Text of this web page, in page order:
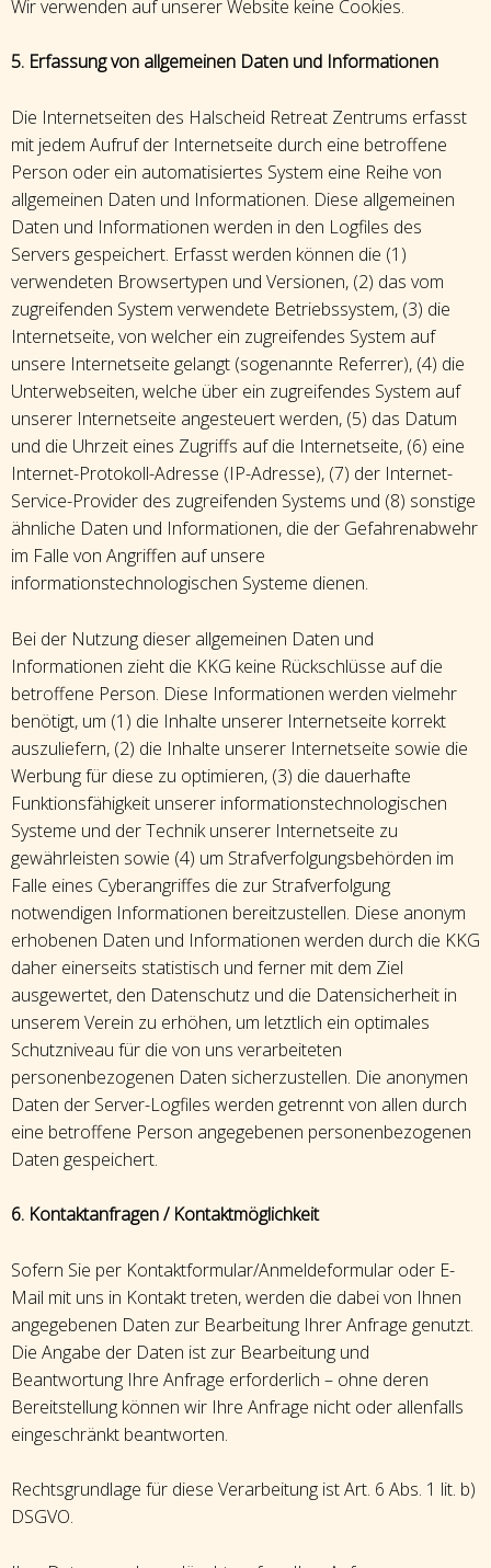
Wir verwenden auf unserer Website keine Cookies.
5. Erfassung von allgemeinen Daten und Informationen
Die Internetseiten des Halscheid Retreat Zentrums erfasst
mit jedem Aufruf der Internetseite durch eine betroffene
Person oder ein automatisiertes System eine Reihe von
allgemeinen Daten und Informationen. Diese allgemeinen
Daten und Informationen werden in den Logfiles des
Servers gespeichert. Erfasst werden können die (1)
verwendeten Browsertypen und Versionen, (2) das vom
zugreifenden System verwendete Betriebssystem, (3) die
Internetseite, von welcher ein zugreifendes System auf
unsere Internetseite gelangt (sogenannte Referrer), (4) die
Unterwebseiten, welche über ein zugreifendes System auf
unserer Internetseite angesteuert werden, (5) das Datum
und die Uhrzeit eines Zugriffs auf die Internetseite, (6) eine
Internet-Protokoll-Adresse (IP-Adresse), (7) der Internet-
Service-Provider des zugreifenden Systems und (8) sonstige
ähnliche Daten und Informationen, die der Gefahrenabwehr
im Falle von Angriffen auf unsere
informationstechnologischen Systeme dienen.
Bei der Nutzung dieser allgemeinen Daten und
Informationen zieht die KKG keine Rückschlüsse auf die
betroffene Person. Diese Informationen werden vielmehr
benötigt, um (1) die Inhalte unserer Internetseite korrekt
auszuliefern, (2) die Inhalte unserer Internetseite sowie die
Werbung für diese zu optimieren, (3) die dauerhafte
Funktionsfähigkeit unserer informationstechnologischen
Systeme und der Technik unserer Internetseite zu
gewährleisten sowie (4) um Strafverfolgungsbehörden im
Falle eines Cyberangriffes die zur Strafverfolgung
notwendigen Informationen bereitzustellen. Diese anonym
erhobenen Daten und Informationen werden durch die KKG
daher einerseits statistisch und ferner mit dem Ziel
ausgewertet, den Datenschutz und die Datensicherheit in
unserem Verein zu erhöhen, um letztlich ein optimales
Schutzniveau für die von uns verarbeiteten
personenbezogenen Daten sicherzustellen. Die anonymen
Daten der Server-Logfiles werden getrennt von allen durch
eine betroffene Person angegebenen personenbezogenen
Daten gespeichert.
6. Kontaktanfragen / Kontaktmöglichkeit
Sofern Sie per Kontaktformular/Anmeldeformular oder E-
Mail mit uns in Kontakt treten, werden die dabei von Ihnen
angegebenen Daten zur Bearbeitung Ihrer Anfrage genutzt.
Die Angabe der Daten ist zur Bearbeitung und
Beantwortung Ihre Anfrage erforderlich – ohne deren
Bereitstellung können wir Ihre Anfrage nicht oder allenfalls
eingeschränkt beantworten.
Rechtsgrundlage für diese Verarbeitung ist Art. 6 Abs. 1 lit. b)
DSGVO.